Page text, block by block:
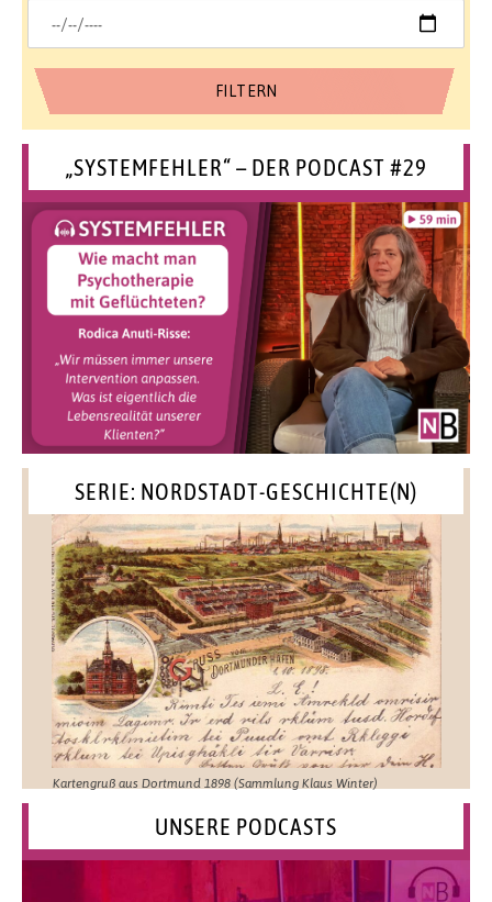
„SYSTEMFEHLER“ – DER PODCAST #29
SERIE: NORDSTADT-GESCHICHTE(N)
Kartengruß aus Dortmund 1898 (Sammlung Klaus Winter)
UNSERE PODCASTS